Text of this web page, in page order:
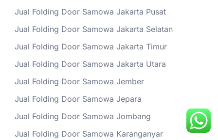
Jual Folding Door Samowa Jakarta Pusat
Jual Folding Door Samowa Jakarta Selatan
Jual Folding Door Samowa Jakarta Timur
Jual Folding Door Samowa Jakarta Utara
Jual Folding Door Samowa Jember
Jual Folding Door Samowa Jepara
Jual Folding Door Samowa Jombang
Jual Folding Door Samowa Karanganyar